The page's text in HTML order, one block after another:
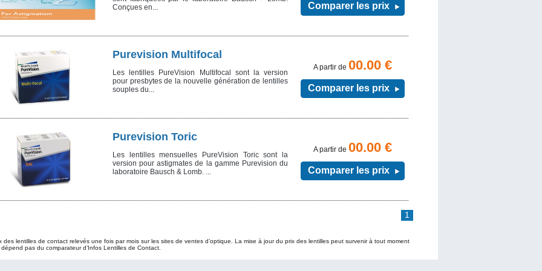
Conçues en...
Comparer les prix
Purevision Multifocal
Les lentilles PureVision Multifocal sont la version
pour presbytes de la nouvelle génération de lentilles
souples du...
A partir de 00.00 €
Comparer les prix
Purevision Toric
Les lentilles mensuelles PureVision Toric sont la
version pour astigmates de la gamme Purevision du
laboratoire Bausch & Lomb. ...
A partir de 00.00 €
Comparer les prix
1
des lentilles de contact relevés une fois par mois sur les sites de ventes d’optique. La mise à jour du prix des lentilles peut survenir à tout moment
pas du comparateur d’Infos Lentilles de Contact.